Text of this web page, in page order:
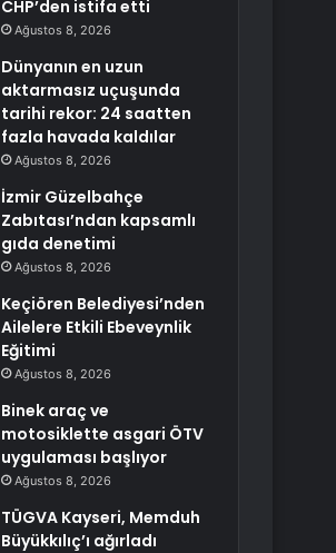
CHP’den istifa etti
Ağustos 8, 2026
Dünyanın en uzun
aktarmasız uçuşunda
tarihi rekor: 24 saatten
fazla havada kaldılar
Ağustos 8, 2026
İzmir Güzelbahçe
Zabıtası’ndan kapsamlı
gıda denetimi
Ağustos 8, 2026
Keçiören Belediyesi’nden
Ailelere Etkili Ebeveynlik
Eğitimi
Ağustos 8, 2026
Binek araç ve
motosiklette asgari ÖTV
uygulaması başlıyor
Ağustos 8, 2026
TÜGVA Kayseri, Memduh
Büyükkılıç’ı ağırladı